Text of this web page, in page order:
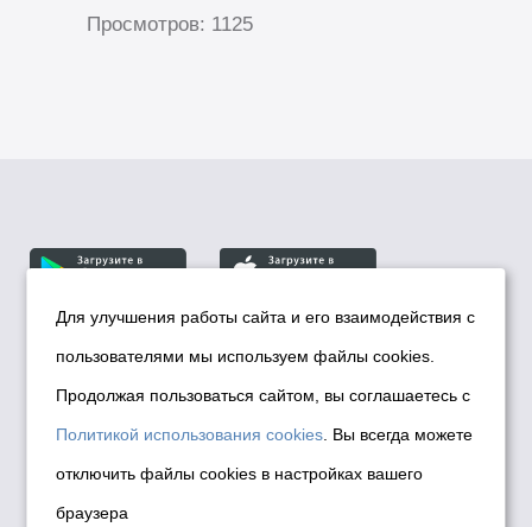
Просмотров: 1125
© Департамент информационной политики мэрии
города Новосибирска, 2026
Политика использования Cookies
Политика по обработке персональных
данных в информационных системах
мэрии города Новосибирска
Для улучшения работы сайта и его взаимодействия с
пользователями мы используем файлы cookies.
Продолжая пользоваться сайтом, вы соглашаетесь с
Политикой использования cookies . Вы всегда можете
отключить файлы cookies в настройках вашего
браузера